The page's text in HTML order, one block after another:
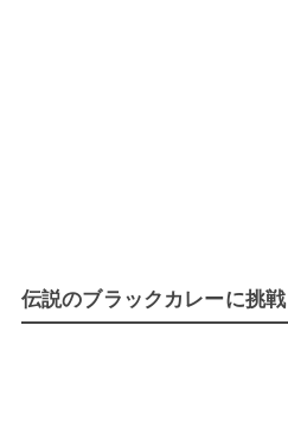
伝説のブラックカレーに挑戦